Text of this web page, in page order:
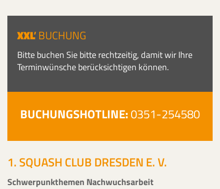
XXL
'BUCHUNG
Bitte buchen Sie bitte rechtzeitig, damit wir Ihre
Terminwünsche berücksichtigen können.
BUCHUNGSHOTLINE:0351-254580
1. SQUASH CLUB DRESDEN E. V.
Schwerpunkthemen Nachwuchsarbeit